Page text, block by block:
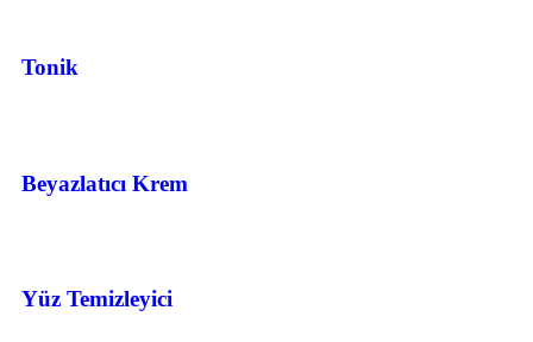
Tonik
Beyazlatıcı Krem
Yüz Temizleyici